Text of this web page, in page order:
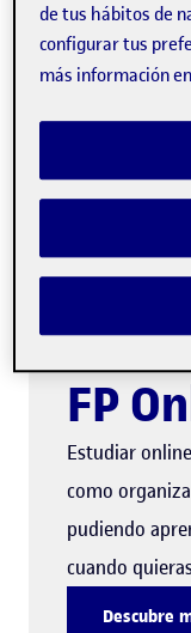
la dirección
Si tienes
desde el
situado en
podemos
FP
Estudiar
como
pudiendo
cuando
Descubre
de tus hábitos de
configurar tus
más información